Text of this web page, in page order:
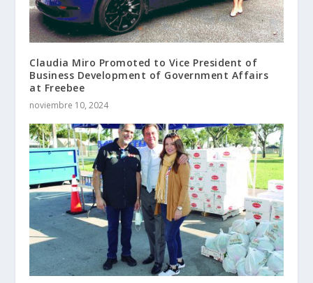
Claudia Miro Promoted to Vice President of
Business Development of Government Affairs
at Freebee
noviembre 10, 2024